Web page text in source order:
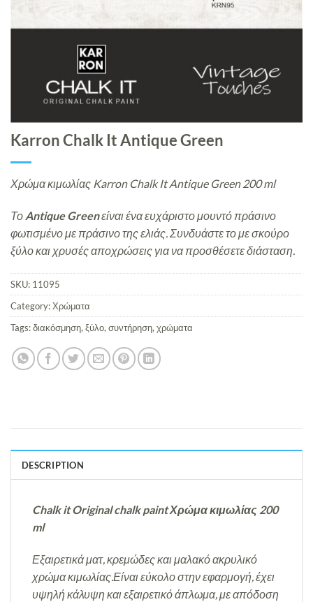
Karron Chalk It Antique Green
Χρώμα κιμωλίας Karron Chalk It Antique Green 200 ml
Το Antique Greenείναι ένα ευχάριστο μουντό πράσινο
φωτισμένο με πράσινο της ελιάς. Συνδυάστε το με σκούρο
ξύλο και χρυσές αποχρώσεις για να προσθέσετε διάσταση.
SKU: 11095
Category:Χρώματα
Tags:διακόσμηση,ξύλο,συντήρηση,χρώματα
DESCRIPTION
Chalk it Original chalk paint Χρώμα κιμωλίας 200
ml
Εξαιρετικά ματ, κρεμώδες και μαλακό ακρυλικό
χρώμα κιμωλίας.Είναι εύκολο στην εφαρμογή, έχει
υψηλή κάλυψη και εξαιρετικό άπλωμα, με απόδοση